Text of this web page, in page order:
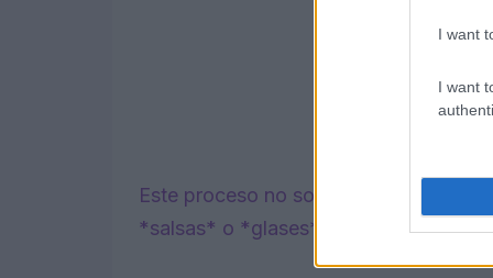
I want
I want
Este proceso no solo preserva la
*salsas* o *glases* que realzan el